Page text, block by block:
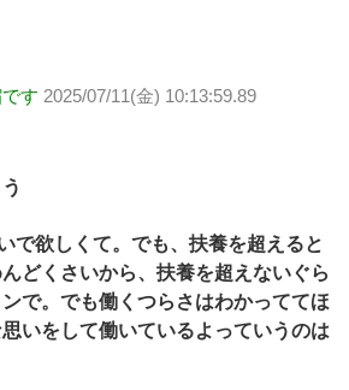
す 2025/07/11(金) 10:13:59.89
で欲しくて。でも、扶養を超えると
どくさいから、扶養を超えないぐら
で。でも働くつらさはわかっててほ
いをして働いているよっていうのは